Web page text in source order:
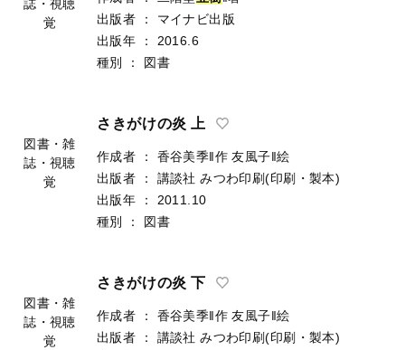
誌・視聴
覚
出版者
：
マイナビ出版
出版年
：
2016.6
種別
： 図書
図書・雑
誌・視聴
覚
さきがけの炎 上
作成者 ： 香谷美季‖作 友風子‖絵
出版者
： 講談社 みつわ印刷(印刷・製本)
出版年
：
2011.10
種別
： 図書
図書・雑
誌・視聴
覚
さきがけの炎 下
作成者 ： 香谷美季‖作 友風子‖絵
出版者
： 講談社 みつわ印刷(印刷・製本)